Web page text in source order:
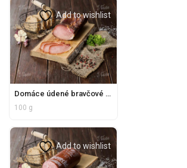
Add to wishlist
Domáce údené bravčové karé bez E, krájané
100 g
Add to wishlist